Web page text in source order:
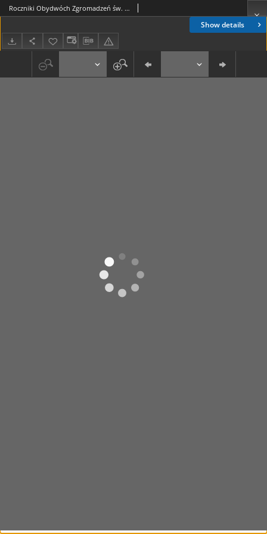
Show details
Roczniki Obydwóch Zgromadzeń św. Wincentego a Paulo. R. 17, nr 1 (1911)